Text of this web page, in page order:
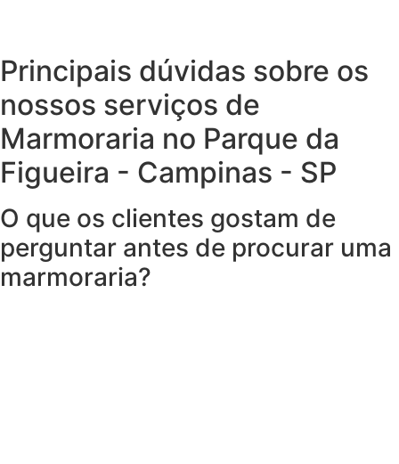
Principais dúvidas sobre os
nossos serviços de
Marmoraria no Parque da
Figueira - Campinas - SP
O que os clientes gostam de
perguntar antes de procurar uma
marmoraria?